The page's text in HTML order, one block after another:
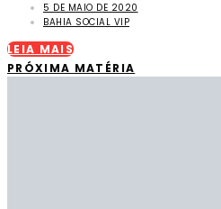
5 DE MAIO DE 2020
BAHIA SOCIAL VIP
LEIA MAIS
PRÓXIMA MATÉRIA